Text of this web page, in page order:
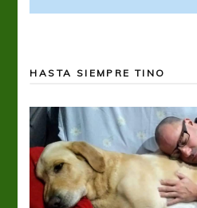
HASTA SIEMPRE TINO